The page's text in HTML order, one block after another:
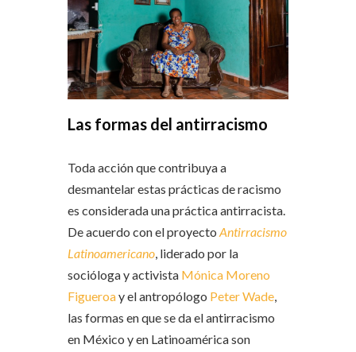
Las formas del antirracismo
Toda acción que contribuya a
desmantelar estas prácticas de racismo
es considerada una práctica antirracista.
De acuerdo con el proyecto Antirracismo
Latinoamericano, liderado por la
socióloga y activista Mónica Moreno
Figueroay el antropólogo Peter Wade,
las formas en que se da el antirracismo
en México y en Latinoamérica son